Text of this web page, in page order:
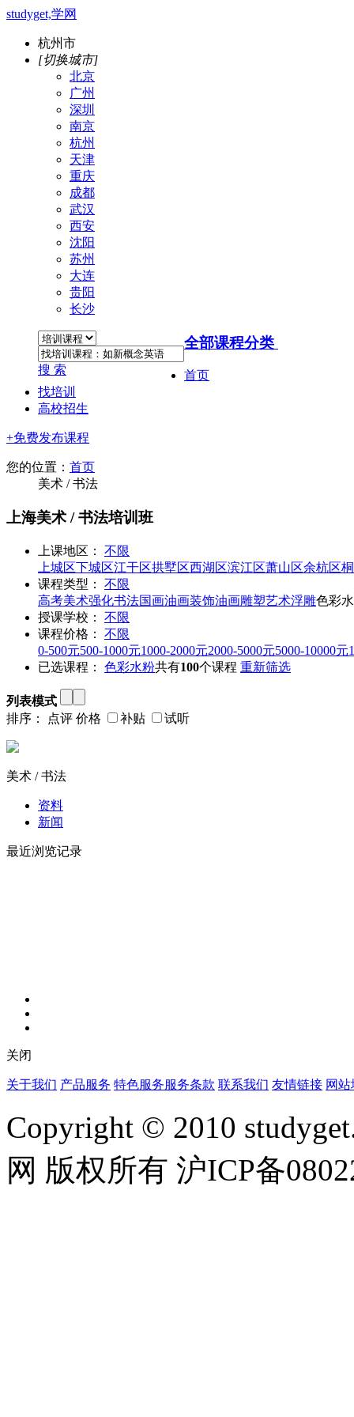
studyget,学网
杭州市
[切换城市]
北京
广州
深圳
南京
杭州
天津
重庆
成都
武汉
西安
沈阳
苏州
大连
贵阳
长沙
搜 索
全部课程分类
首页
找培训
高校招生
+免费发布课程
您的位置： 首页
美术 / 书法
上海美术 / 书法培训班
上课地区：
不限
上城区下城区江干区拱墅区西湖区滨江区萧山区余杭区
课程类型：
不限
高考美术强化书法国画油画装饰油画雕塑艺术浮雕色彩
授课学校：
不限
课程价格：
不限
0-500元500-1000元1000-2000元2000-5000元5000-10000元
已选课程：
色彩水粉共有100个课程 重新筛选
列表模式
排序：
点评 价格 补贴 试听
美术 / 书法
资料
新闻
最近浏览记录
关闭
关于我们 产品服务 特色服务服务条款 联系我们 友情链接 网
Copyright © 2010
网 版权所有 沪ICP备